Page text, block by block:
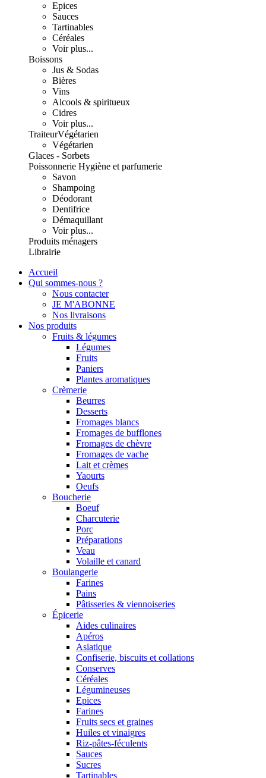
Epices
Sauces
Tartinables
Céréales
Voir plus...
Boissons
Jus & Sodas
Bières
Vins
Alcools & spiritueux
Cidres
Voir plus...
TraiteurVégétarien
Végétarien
Glaces - Sorbets
Poissonnerie Hygiène et parfumerie
Savon
Shampoing
Déodorant
Dentifrice
Démaquillant
Voir plus...
Produits ménagers
Librairie
Accueil
Qui sommes-nous ?
Nous contacter
JE M'ABONNE
Nos livraisons
Nos produits
Fruits & légumes
Légumes
Fruits
Paniers
Plantes aromatiques
Crèmerie
Beurres
Desserts
Fromages blancs
Fromages de bufflones
Fromages de chèvre
Fromages de vache
Lait et crèmes
Yaourts
Oeufs
Boucherie
Boeuf
Charcuterie
Porc
Préparations
Veau
Volaille et canard
Boulangerie
Farines
Pains
Pâtisseries & viennoiseries
Épicerie
Aides culinaires
Apéros
Asiatique
Confiserie, biscuits et collations
Conserves
Céréales
Légumineuses
Epices
Farines
Fruits secs et graines
Huiles et vinaigres
Riz-pâtes-féculents
Sauces
Sucres
Tartinables